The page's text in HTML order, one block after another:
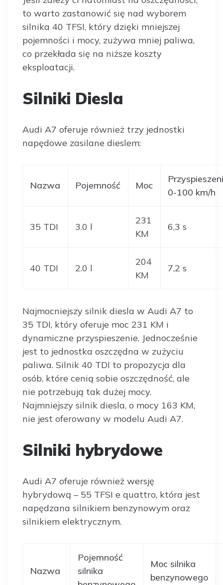
to warto zastanowić się nad wyborem
silnika 40 TFSI, który dzięki mniejszej
pojemności i mocy, zużywa mniej paliwa,
co przekłada się na niższe koszty
eksploatacji.
Silniki Diesla
Audi A7 oferuje również trzy jednostki
napędowe zasilane dieslem:
Nazwa Pojemność Moc
0-100 km/h
35 TDI 3.0 l
231
KM
6,3 s
40 TDI 2.0 l
204
KM
7,2 s
Najmocniejszy silnik diesla w Audi A7 to
35 TDI, który oferuje moc 231 KM i
dynamiczne przyspieszenie. Jednocześnie
jest to jednostka oszczędna w zużyciu
paliwa. Silnik 40 TDI to propozycja dla
osób, które cenią sobie oszczędność, ale
nie potrzebują tak dużej mocy.
Najmniejszy silnik diesla, o mocy 163 KM,
nie jest oferowany w modelu Audi A7.
Silniki hybrydowe
Audi A7 oferuje również wersję
hybrydową – 55 TFSI e quattro, która jest
napędzana silnikiem benzynowym oraz
silnikiem elektrycznym.
Nazwa
Pojemność
silnika
Moc silnika
benzynowego